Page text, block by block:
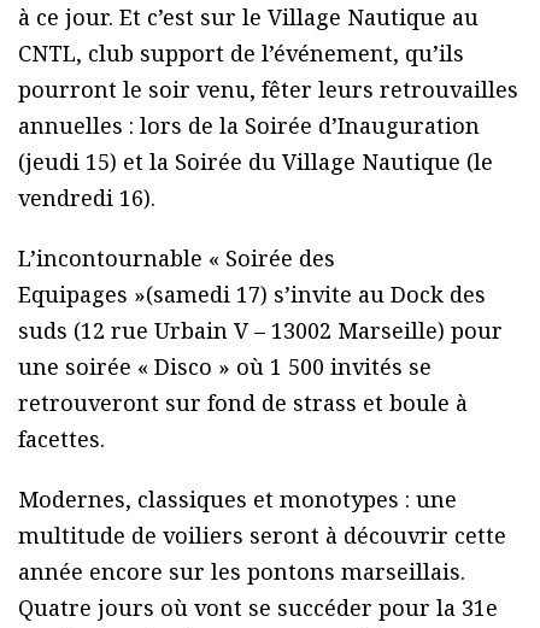
à ce jour. Et c’est sur le Village Nautique au
CNTL, club support de l’événement, qu’ils
pourront le soir venu, fêter leurs retrouvailles
annuelles : lors de la Soirée d’Inauguration
(jeudi 15) et la Soirée du Village Nautique (le
vendredi 16).
L’incontournable « Soirée des
Equipages »(samedi 17) s’invite au Dock des
suds (12 rue Urbain V – 13002 Marseille) pour
une soirée « Disco » où 1 500 invités se
retrouveront sur fond de strass et boule à
facettes.
Modernes, classiques et monotypes : une
multitude de voiliers seront à découvrir cette
année encore sur les pontons marseillais.
Quatre jours où vont se succéder pour la 31e